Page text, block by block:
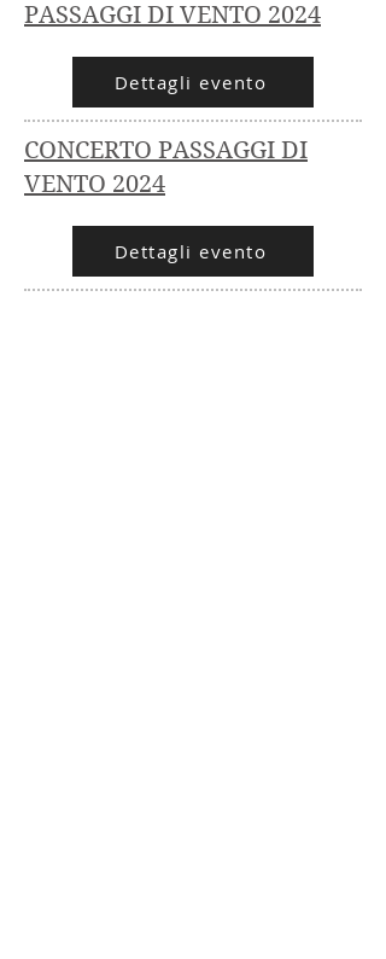
PASSAGGI DI VENTO 2024
Dettagli evento
CONCERTO PASSAGGI DI
VENTO 2024
Dettagli evento